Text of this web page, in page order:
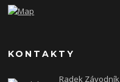
KONTAKTY
Radek Závodník